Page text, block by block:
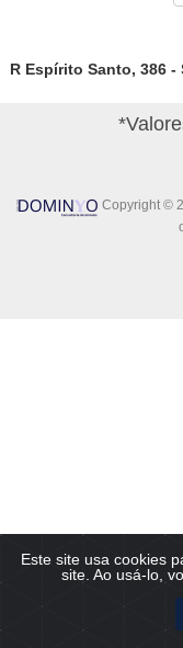
Este site usa cookies
site. Ao usá-lo,
R Espírito Santo, 386 -
Copyright ©